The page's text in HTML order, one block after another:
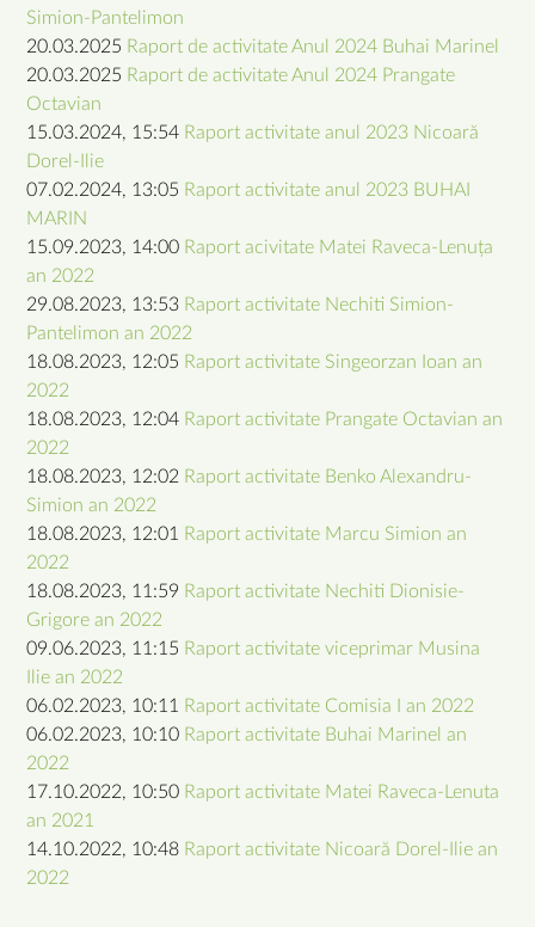
Simion-Pantelimon
20.03.2025 Raport de activitate Anul 2024 Buhai Marinel
20.03.2025 Raport de activitate Anul 2024 Prangate
Octavian
15.03.2024, 15:54 Raport activitate anul 2023 Nicoară
Dorel-Ilie
07.02.2024, 13:05 Raport activitate anul 2023 BUHAI
MARIN
15.09.2023, 14:00 Raport acivitate Matei Raveca-Lenuța
an 2022
29.08.2023, 13:53 Raport activitate Nechiti Simion-
Pantelimon an 2022
18.08.2023, 12:05 Raport activitate Singeorzan Ioan an
2022
18.08.2023, 12:04 Raport activitate Prangate Octavian an
2022
18.08.2023, 12:02 Raport activitate Benko Alexandru-
Simion an 2022
18.08.2023, 12:01
Raport activitate Marcu Simion an
2022
18.08.2023, 11:59 Raport activitate Nechiti Dionisie-
Grigore an 2022
09.06.2023, 11:15 Raport activitate viceprimar Musina
Ilie an 2022
06.02.2023, 10:11
Raport activitate Comisia I an 2022
06.02.2023, 10:10 Raport activitate Buhai Marinel an
2022
17.10.2022, 10:50 Raport activitate Matei Raveca-Lenuta
an 2021
14.10.2022, 10:48 Raport activitate Nicoară Dorel-Ilie an
2022